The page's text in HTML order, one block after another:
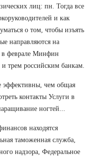
лиц: пн. Тогда все
и как
о том, чтобы изъять
направляются на
в феврале Минфин
трем российским банкам.
эффективны, чем общая
контакты Услуги в
ногтей...
находятся
таможенная служба,
надзора, Федеральное